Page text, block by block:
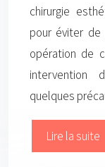
chirurgie
pour éviter
opération de
intervention
quelques
Lire la suite